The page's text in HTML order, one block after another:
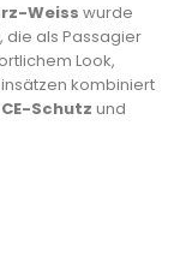
Weiss wurde
die als Passagier
Look,
kombiniert
CE-Schutz und